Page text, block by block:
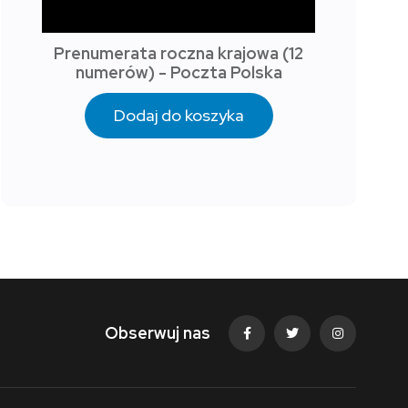
Prenumerata roczna krajowa (12
numerów) - Poczta Polska
Dodaj do koszyka
Obserwuj nas